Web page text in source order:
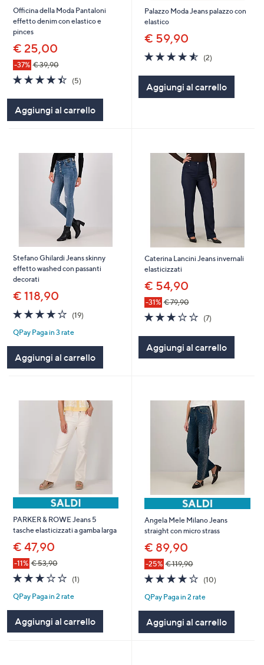
Officina della Moda Pantaloni
effetto denim con elastico e
pinces
€ 25,00
-37% € 39,90
4.4
of
5
Stars
(5)5
Aggiungi al carrello
Palazzo Moda Jeans palazzo con
elastico
€ 59,90
4.5
of
5
Stars
(2)2
Aggiungi al carrello
Stefano Ghilardi Jeans skinny
effetto washed con passanti
decorati
€ 118,90
4.2
of
5
(19)19
QPay Paga in 3 rate
Aggiungi al carrello
Caterina Lancini Jeans invernali
elasticizzati
€ 54,90
-31% € 79,90
3.1
of
5
Stars
(7)7
Aggiungi al carrello
PARKER & ROWE Jeans 5
tasche elasticizzati a gamba larga
€ 47,90
-11% € 53,90
3.0
of
5
(1)
QPay Paga in 2 rate
Aggiungi al carrello
Angela Mele Milano Jeans
straight con micro strass
€ 89,90
-25% € 119,90
4.1
of
5
(10)
QPay Paga in 2 rate
Aggiungi al carrello